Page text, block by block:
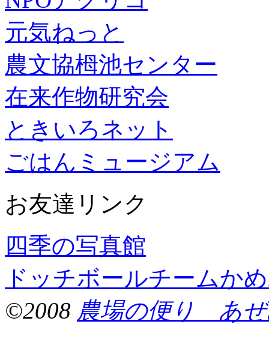
元気ねっと
農文協栂池センター
在来作物研究会
ときいろネット
ごはんミュージアム
お友達リンク
四季の写真館
ドッチボールチームか
©2008 農場の便り あぜ